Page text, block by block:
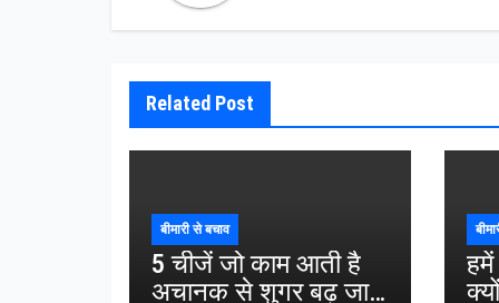
Related Post
बीमारी से बचाव
5 चीजें जो काम आती है
अचानक से शुगर बढ़ जाने
हमें